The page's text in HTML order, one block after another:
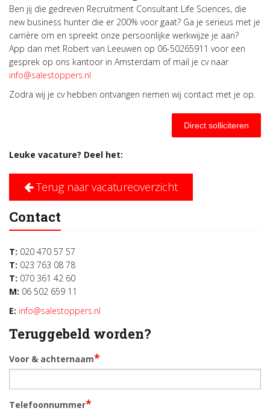
Ben jij die gedreven Recruitment Consultant Life Sciences, die
new business hunter die er 200% voor gaat? Ga je serieus met je
carrière om en spreekt onze persoonlijke werkwijze je aan?
App dan met Robert van Leeuwen op 06-50265911 voor een
gesprek op ons kantoor in Amsterdam of mail je cv naar
info@salestoppers.nl
Zodra wij je cv hebben ontvangen nemen wij contact met je op.
Direct solliciteren
Leuke vacature? Deel het:
Terug naar vacatureoverzicht
Contact
T: 020 470 57 57
T: 023 763 08 78
T: 070 361 42 60
M: 06 502 659 11
E: info@salestoppers.nl
Teruggebeld worden?
Voor & achternaam*
Telefoonnummer*